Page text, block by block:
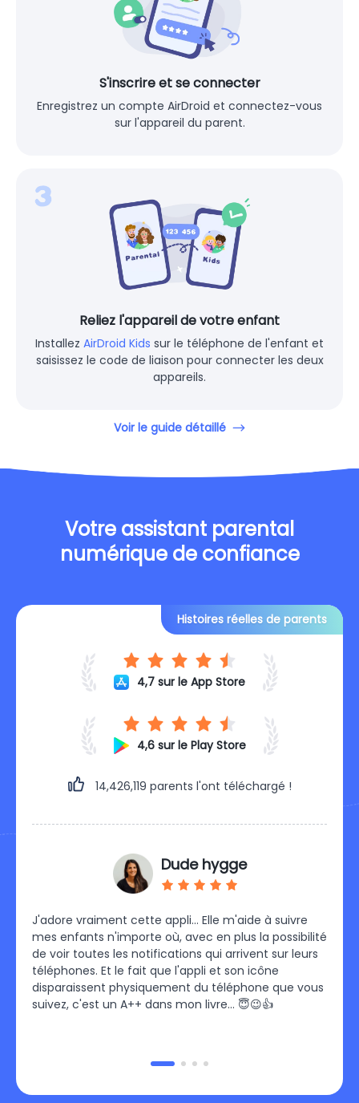
S'inscrire et se connecter
Enregistrez un compte AirDroid et connectez-vous
sur l'appareil du parent.
Reliez l'appareil de votre enfant
Installez AirDroid Kids sur le téléphone de l'enfant et
saisissez le code de liaison pour connecter les deux
appareils.
Voir le guide détaillé
Votre assistant parental
numérique de confiance
4,7 sur le App Store
4,6 sur le Play Store
14,426,119 parents l'ont téléchargé !
Dude hygge
J'adore vraiment cette appli… Elle m'aide à suivre
mes enfants n'importe où, avec en plus la possibilité
de voir toutes les notifications qui arrivent sur leurs
téléphones. Et le fait que l'appli et son icône
disparaissent physiquement du téléphone que vous
suivez, c'est un A++ dans mon livre… 😇😉👍
Histoires réelles de parents